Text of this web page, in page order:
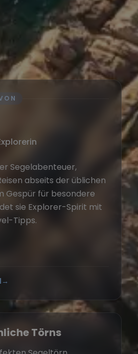
Segelabenteuer,
abseits der üblichen
Gespür für besondere
sie Explorer-Spirit mit
Tipps.
→
Törns